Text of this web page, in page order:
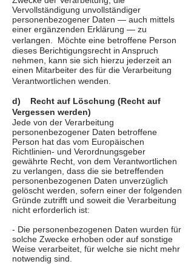
Vervollständigung unvollständiger
personenbezogener Daten — auch mittels
einer ergänzenden Erklärung — zu
verlangen. Möchte eine betroffene Person
dieses Berichtigungsrecht in Anspruch
nehmen, kann sie sich hierzu jederzeit an
einen Mitarbeiter des für die Verarbeitung
Verantwortlichen wenden.
d) Recht auf Löschung (Recht auf
Vergessen werden)
Jede von der Verarbeitung
personenbezogener Daten betroffene
Person hat das vom Europäischen
Richtlinien- und Verordnungsgeber
gewährte Recht, von dem Verantwortlichen
zu verlangen, dass die sie betreffenden
personenbezogenen Daten unverzüglich
gelöscht werden, sofern einer der folgenden
Gründe zutrifft und soweit die Verarbeitung
nicht erforderlich ist:
- Die personenbezogenen Daten wurden für
solche Zwecke erhoben oder auf sonstige
Weise verarbeitet, für welche sie nicht mehr
notwendig sind.